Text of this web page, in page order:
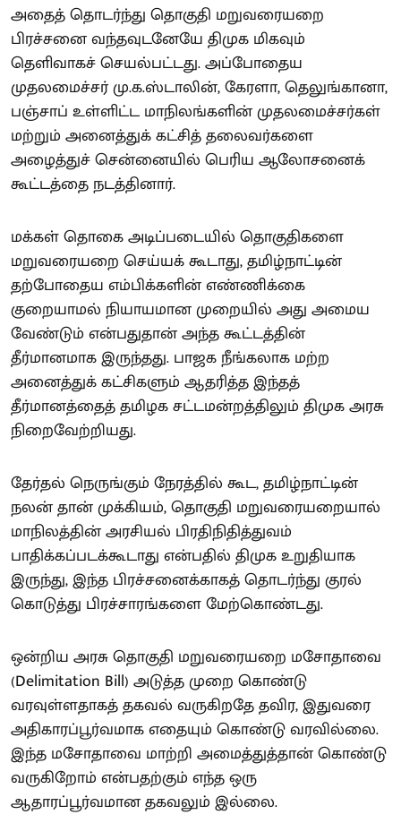
அதைத் தொடர்ந்து தொகுதி மறுவரையறை
பிரச்சனை வந்தவுடனேயே திமுக மிகவும்
தெளிவாகச் செயல்பட்டது. அப்போதைய
முதலமைச்சர் மு.க.ஸ்டாலின், கேரளா, தெலுங்கானா,
பஞ்சாப் உள்ளிட்ட மாநிலங்களின் முதலமைச்சர்கள்
மற்றும் அனைத்துக் கட்சித் தலைவர்களை
அழைத்துச் சென்னையில் பெரிய ஆலோசனைக்
கூட்டத்தை நடத்தினார்.
மக்கள் தொகை அடிப்படையில் தொகுதிகளை
மறுவரையறை செய்யக் கூடாது, தமிழ்நாட்டின்
தற்போதைய எம்பிக்களின் எண்ணிக்கை
குறையாமல் நியாயமான முறையில் அது அமைய
வேண்டும் என்பதுதான் அந்த கூட்டத்தின்
தீர்மானமாக இருந்தது. பாஜக நீங்கலாக மற்ற
அனைத்துக் கட்சிகளும் ஆதரித்த இந்தத்
தீர்மானத்தைத் தமிழக சட்டமன்றத்திலும் திமுக அரசு
நிறைவேற்றியது.
தேர்தல் நெருங்கும் நேரத்தில் கூட, தமிழ்நாட்டின்
நலன் தான் முக்கியம், தொகுதி மறுவரையறையால்
மாநிலத்தின் அரசியல் பிரதிநிதித்துவம்
பாதிக்கப்படக்கூடாது என்பதில் திமுக உறுதியாக
இருந்து, இந்த பிரச்சனைக்காகத் தொடர்ந்து குரல்
கொடுத்து பிரச்சாரங்களை மேற்கொண்டது.
ஒன்றிய அரசு தொகுதி மறுவரையறை மசோதாவை
(Delimitation Bill) அடுத்த முறை கொண்டு
வரவுள்ளதாகத் தகவல் வருகிறதே தவிர, இதுவரை
அதிகாரப்பூர்வமாக எதையும் கொண்டு வரவில்லை.
இந்த மசோதாவை மாற்றி அமைத்துத்தான் கொண்டு
வருகிறோம் என்பதற்கும் எந்த ஒரு
ஆதாரப்பூர்வமான தகவலும் இல்லை.